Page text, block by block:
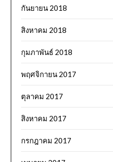
กันยายน 2018
สิงหาคม 2018
กุมภาพันธ์ 2018
พฤศจิกายน 2017
ตุลาคม 2017
สิงหาคม 2017
กรกฎาคม 2017